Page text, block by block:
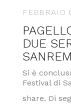
FEBBRAIO
DUE
Si è
Festival di
share. Di